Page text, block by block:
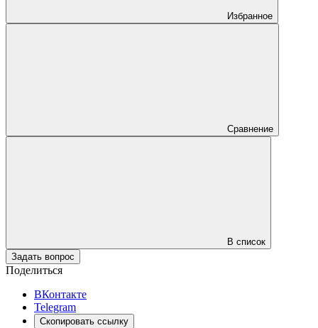
Избранное
Сравнение
В список
Задать вопрос
Поделиться
ВКонтакте
Telegram
Скопировать ссылку